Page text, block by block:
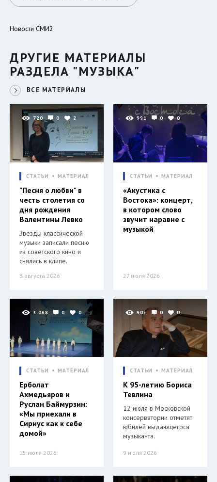
Новости СМИ2
ДРУГИЕ МАТЕРИАЛЫ
РАЗДЕЛА "МУЗЫКА"
ВСЕ МАТЕРИАЛЫ
720 0 2
СТАТЬИ МАТЕРИАЛ
"Песня о любви" в
честь столетия со
дня рождения
Валентины Левко
Звезды классической
музыки записали песню
из советского кино и
снялись в клипе.
3 августа 2026
991 0 0
СТАТЬИ МАТЕРИАЛ
«Акустика с
Востока»: концерт,
в котором слово
звучит наравне с
музыкой
27 июля 2026
3 068 0 0
СТАТЬИ МАТЕРИАЛ
Ерболат
Ахмедьяров и
Руслан Баймурзин:
«Мы приехали в
Сириус как к себе
домой»
15 июля 2026
905 0 0
СТАТЬИ МАТЕРИАЛ
К 95-летию Бориса
Тевлина
12 июля в Московской
консерватории отметят
юбилей выдающегося
музыканта.
9 июля 2026